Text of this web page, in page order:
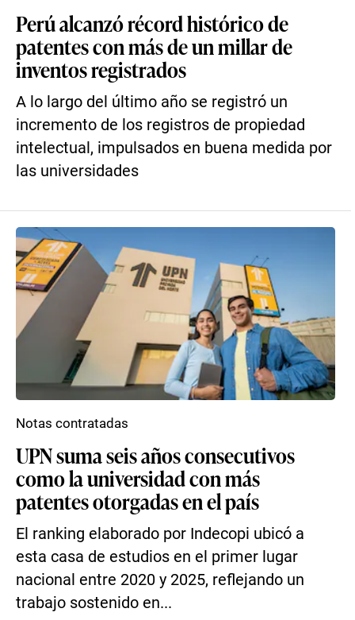
Perú alcanzó récord histórico de
patentes con más de un millar de
inventos registrados
A lo largo del último año se registró un
incremento de los registros de propiedad
intelectual, impulsados en buena medida por
las universidades
UPN suma seis años consecutivos
como la universidad con más
patentes otorgadas en el país
El ranking elaborado por Indecopi ubicó a
esta casa de estudios en el primer lugar
nacional entre 2020 y 2025, reflejando un
trabajo sostenido en...
Notas contratadas